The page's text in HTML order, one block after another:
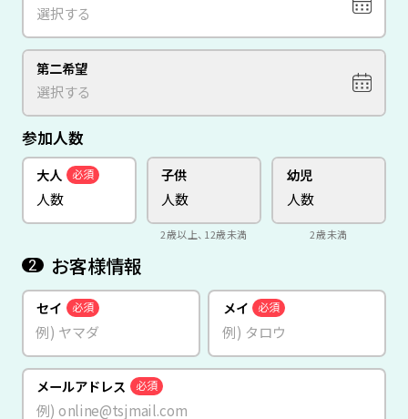
第二希望
参加人数
大人 必須 子供
2歳以上、12歳未満
幼児
2歳未満
2 お客様情報
セイ 必須 メイ 必須
メールアドレス 必須